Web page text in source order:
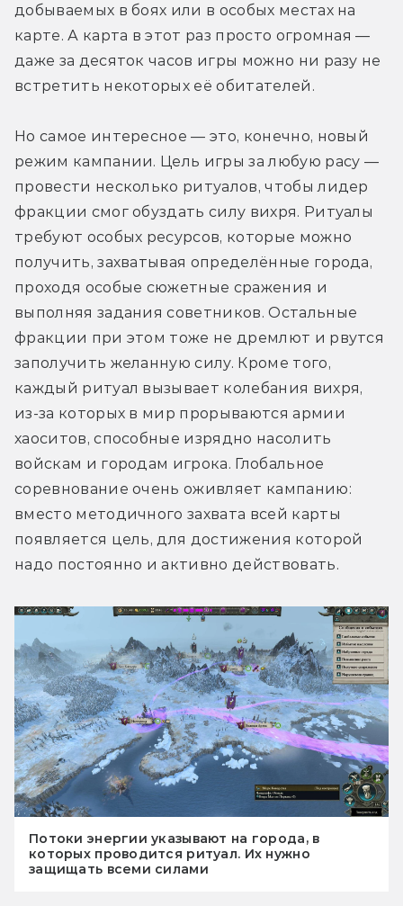
добываемых в боях или в особых местах на
карте. А карта в этот раз просто огромная —
даже за десяток часов игры можно ни разу не
встретить некоторых её обитателей.
Но самое интересное — это, конечно, новый
режим кампании. Цель игры за любую расу —
провести несколько ритуалов, чтобы лидер
фракции смог обуздать силу вихря. Ритуалы
требуют особых ресурсов, которые можно
получить, захватывая определённые города,
проходя особые сюжетные сражения и
выполняя задания советников. Остальные
фракции при этом тоже не дремлют и рвутся
заполучить желанную силу. Кроме того,
каждый ритуал вызывает колебания вихря,
из-за которых в мир прорываются армии
хаоситов, способные изрядно насолить
войскам и городам игрока. Глобальное
соревнование очень оживляет кампанию:
вместо методичного захвата всей карты
появляется цель, для достижения которой
надо постоянно и активно действовать.
Потоки энергии указывают на города, в
которых проводится ритуал. Их нужно
защищать всеми силами